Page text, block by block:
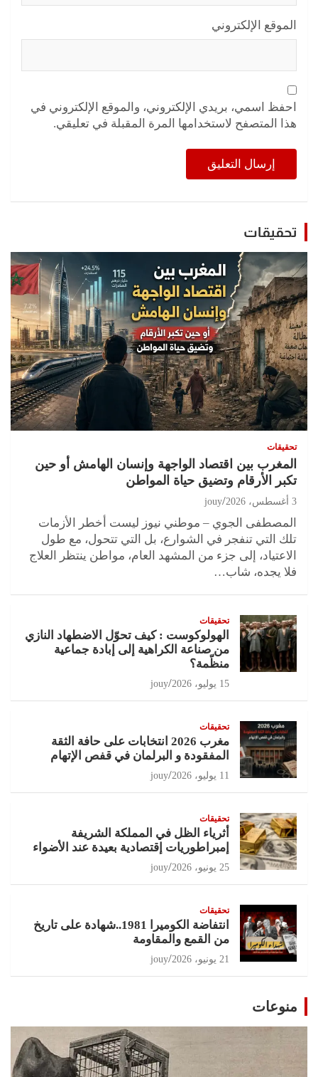
الموقع الإلكتروني
احفظ اسمي، بريدي الإلكتروني، والموقع الإلكتروني في
هذا المتصفح لاستخدامها المرة المقبلة في تعليقي.
تحقيقات
تحقيقات
المغرب بين اقتصاد الواجهة وإنسان الهامش أو حين
تكبر الأرقام وتضيق حياة المواطن
3 أغسطس، 2026 jouy
المصطفى الجوي – موطني نيوز ليست أخطر الأزمات
تلك التي تنفجر في الشوارع، بل التي تتحول، مع طول
الاعتياد، إلى جزء من المشهد العام، مواطن ينتظر العلاج
فلا يجده، شاب…
تحقيقات
الهولوكوست : كيف تحوّل الاضطهاد النازي
من صناعة الكراهية إلى إبادة جماعية
منظّمة؟
15 يوليو، 2026 jouy
تحقيقات
مغرب 2026 انتخابات على حافة الثقة
المفقودة و البرلمان في قفص الإتهام
11 يوليو، 2026 jouy
تحقيقات
أثرياء الظل في المملكة الشريفة
إمبراطوريات إقتصادية بعيدة عند الأضواء
25 يونيو، 2026 jouy
تحقيقات
انتفاضة الكوميرا 1981..شهادة على تاريخ
من القمع والمقاومة
21 يونيو، 2026 jouy
منوعات